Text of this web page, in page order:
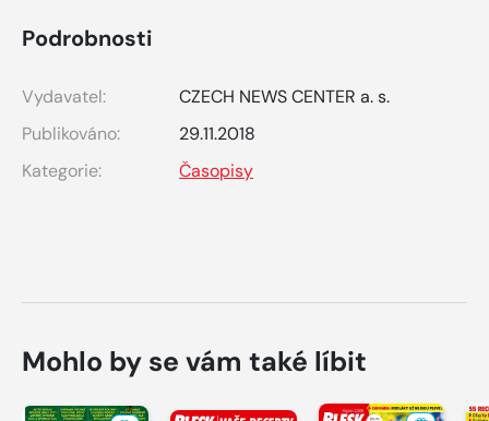
Podrobnosti
Vydavatel:
CZECH NEWS CENTER a. s.
Publikováno:
29.11.2018
Kategorie:
Časopisy
Mohlo by se vám také líbit